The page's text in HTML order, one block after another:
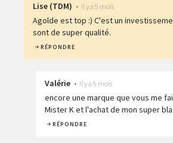
Lise (TDM) • Il y a 5 mois
Agolde est top :) C'est un
sont de super qualité.
RÉPONDRE
Valérie • Il y a 5 mois
encore une marque que vous me
Mister K et l'achat de mon super
RÉPONDRE